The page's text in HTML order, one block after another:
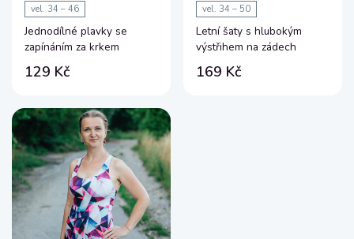
vel. 34 – 46
Jednodílné plavky se
zapínáním za krkem
129 Kč
vel. 34 – 50
Letní šaty s hlubokým
výstřihem na zádech
169 Kč